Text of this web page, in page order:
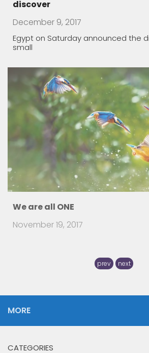
We are all ONE
November 19, 2017
prev next
MORE
CATEGORIES